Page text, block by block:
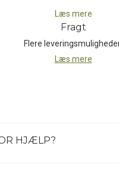
Læs mere
Fragt
Flere
Læs mere
HJÆLP?